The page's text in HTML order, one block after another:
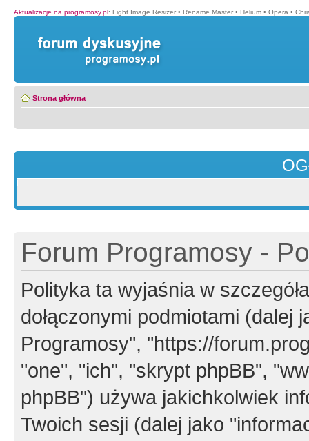
Aktualizacje na programosy.pl: Light Image Resizer • Rename Master • Helium • Opera •
Strona główna
Forum Programosy -
Polityka ta wyjaśnia w
dołączonymi podmiotami (dalej
Programosy", "https://
"one", "ich", "skrypt phpBB",
phpBB") używa jakichkolwiek
Twoich sesji (dalej jako